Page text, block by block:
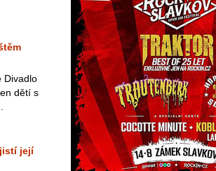
Divadlo
dětí s
její